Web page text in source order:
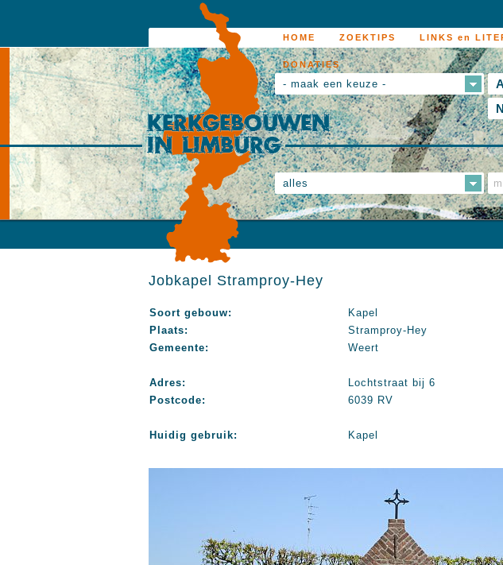
HOME ZOEKTIPS LINKS en
DONATIES
- maak een keuze - A
N
alles
Jobkapel Stramproy-Hey
Soort gebouw:
Kapel
Plaats:
Stramproy-Hey
Gemeente:
Weert
Adres:
Lochtstraat bij 6
Postcode:
6039 RV
Huidig gebruik: Kapel